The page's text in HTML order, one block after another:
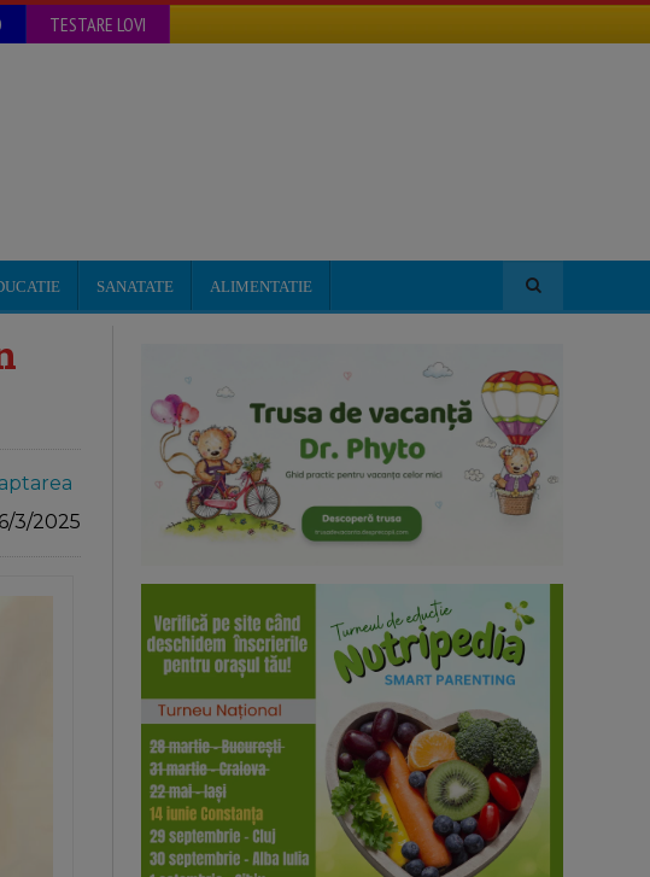
TESTARE LOVI
SANATATE ALIMENTATIE
3/2025